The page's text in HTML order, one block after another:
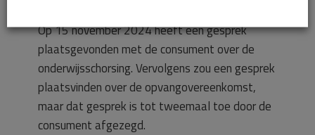
Op 15 november 2024 heeft een gesprek
plaatsgevonden met de consument over de
onderwijsschorsing. Vervolgens zou een gesprek
plaatsvinden over de opvangovereenkomst,
maar dat gesprek is tot tweemaal toe door de
consument afgezegd.